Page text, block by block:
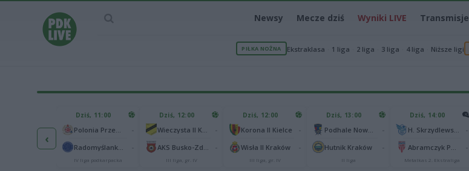
Newsy Mecze dziś Wyniki LIVE Transmisje
PIŁKA NOŻNA Ekstraklasa 1 liga 2 liga 3 liga 4 liga Niższe ligi
‹
Polonia Warszawa 1
Chorzów 1
Dziś, 11:00
IV liga podkarpacka
Dziś, 12:00
III liga, gr. IV
Dziś, 12:00
Korona II Kielce
Wisła II Kraków
III liga, gr. IV
Dziś, 13:00
Hutnik Kraków
II liga
Dziś, 14:00
Metalkas 2. Ekstraliga